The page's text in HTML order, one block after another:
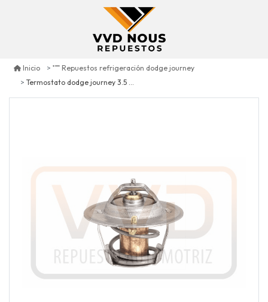
Inicio
Repuestos refrigeración dodge journey
Termostato dodge journey 3.5 2009/2010